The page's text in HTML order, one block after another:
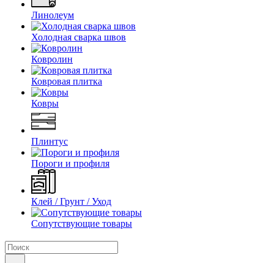
Линолеум
Холодная сварка швов
Ковролин
Ковровая плитка
Ковры
Плинтус
Пороги и профиля
Клей / Грунт / Уход
Сопутствующие товары